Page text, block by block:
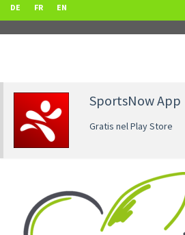
DE FR EN
SportsNow App
Gratis nel Play Store